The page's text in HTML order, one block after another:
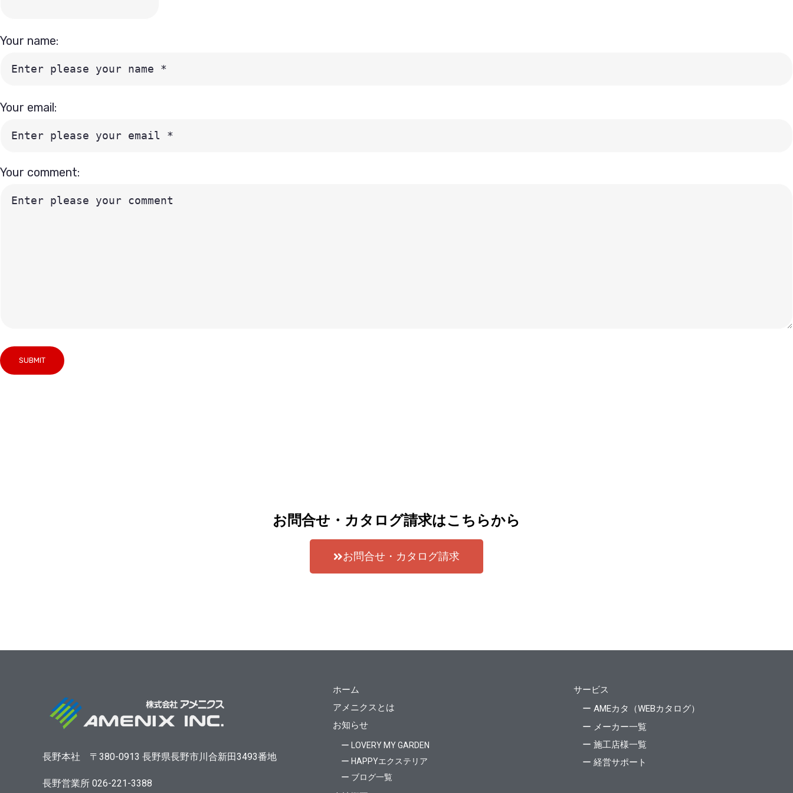
Your comment:
Your name:
Your email:
お問合せ・カタログ請求はこちらから
お問合せ・カタログ請求
長野本社 〒380-0913 長野県長野市川合新田3493番地
長野営業所 026-221-3388
ホーム
アメニクスとは
お知らせ
ー LOVERY MY GARDEN
ー HAPPYエクステリア
ー ブログ一覧
サービス
ー AMEカタ（WEBカタログ）
ー メーカー一覧
ー 施工店様一覧
ー 経営サポート